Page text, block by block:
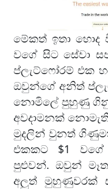
මේකත් ඉතා හොද
වගේ සිට සේවා
ප්ලැට්ෆෝරම් එක
ඔවුන්ගේ අනිත්
නොමිලේ පුහුණු
අවදාමනක්
මුදලින් වුනත්
එකකට $1 වගේ
පුළුවන්. ඔවුන්
අලුත් මුහුණුවරක්